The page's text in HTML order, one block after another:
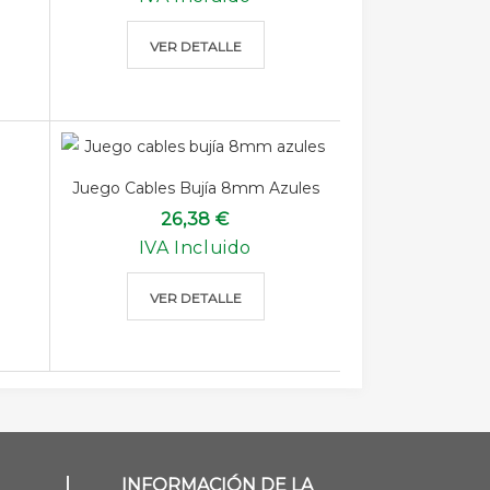
VER DETALLE
Juego Cables Bujía 8mm Azules
26,38 €
IVA Incluido
VER DETALLE
INFORMACIÓN DE LA